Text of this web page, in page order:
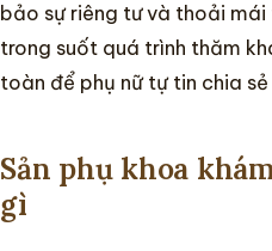
Tin tức
bảo sự riêng tư và thoải
trong suốt quá trình thăm
toàn để phụ nữ tự tin chia
Sản phụ khoa
gì